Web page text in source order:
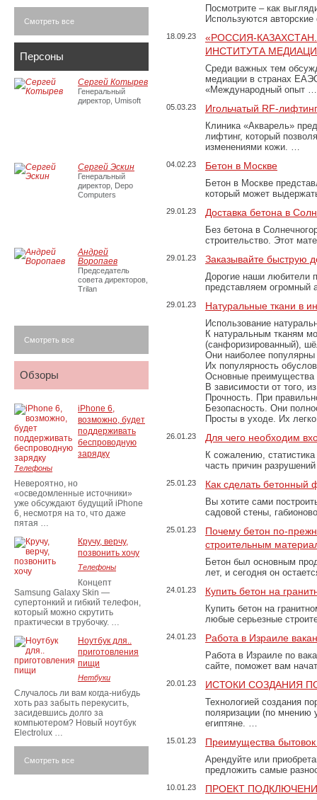
Посмотрите – как
Используются
18.09.23
«РОССИЯ-
ИНСТИТУТА
Среди важных тем
медиации в странах
«Международный опыт …
05.03.23 Игольчатый RF-
Клиника «Акварель»
лифтинг, который
изменениями кожи. …
04.02.23 Бетон в Москве
Бетон в Москве
который может
29.01.23 Доставка бетона в
Без бетона в
строительство. Этот
29.01.23 Заказывайте быструю
Дорогие наши любители
представляем огромный
29.01.23 Натуральные ткани в
Использование
К натуральным тканям
(санфоризированный),
Они наиболее популярны
Их популярность
Основные преимущества
В зависимости от того,
Прочность. При
Безопасность. Они
Просты в уходе. Их
26.01.23 Для чего необходим
К сожалению,
часть причин
25.01.23 Как сделать бетонный
Вы хотите сами
садовой стены,
25.01.23
Почему бетон по-
строительным
Бетон был основным
лет, и сегодня он
24.01.23 Купить бетон на
Купить бетон на
любые серьезные
24.01.23 Работа в Израиле
Работа в Израиле по
сайте, поможет вам
20.01.23 ИСТОКИ СОЗДАНИЯ
Технологией создания
поляризации (по
египтяне. …
15.01.23 Преимущества
Арендуйте или
предложить самые
10.01.23 ПРОЕКТ
Смотреть все
Персоны
Сергей Котырев
Генеральный
директор, Umisoft
Сергей Эскин
Генеральный
директор, Depo
Computers
Андрей
Воропаев
Председатель
совета директоров,
Trilan
Смотреть все
Обзоры
iPhone 6,
возможно, будет
поддерживать
беспроводную
зарядку
Телефоны
Невероятно, но
«осведомленные источники»
уже обсуждают будущий iPhone
6, несмотря на то, что даже
пятая …
Кручу, верчу,
позвонить хочу
Телефоны
Концепт
Samsung Galaxy Skin —
супертонкий и гибкий телефон,
который можно скрутить
практически в трубочку. …
Ноутбук для..
приготовления
пищи
Нетбуки
Случалось ли вам когда-нибудь
хоть раз забыть перекусить,
засидевшись долго за
компьютером? Новый ноутбук
Electrolux …
Смотреть все